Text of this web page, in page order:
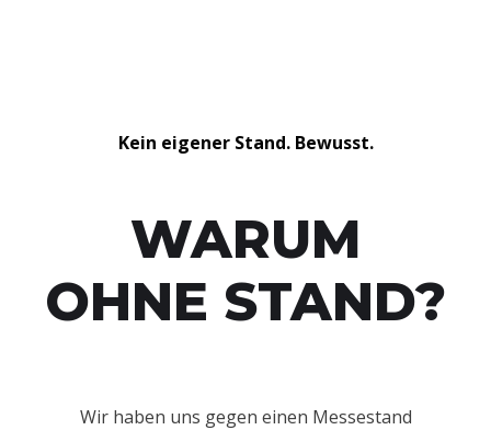
Kein eigener Stand. Bewusst.
WARUM
OHNE STAND?
Wir haben uns gegen einen Messestand